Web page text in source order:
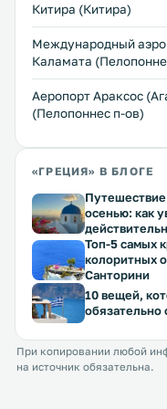
Синтагмы. На территории отеля
работают ресторан
средиземноморской
фитнес-центр. .
Перейти →
Китира (Китира)
Международный
Каламата
Аеропорт Араксос
(Пелопоннес п-ов)
«ГРЕЦИЯ» В БЛОГЕ
осенью: как
Топ-5 самых
колоритных
Санторини
10 вещей,
обязательно
При копировании любой
на источник обязательна.